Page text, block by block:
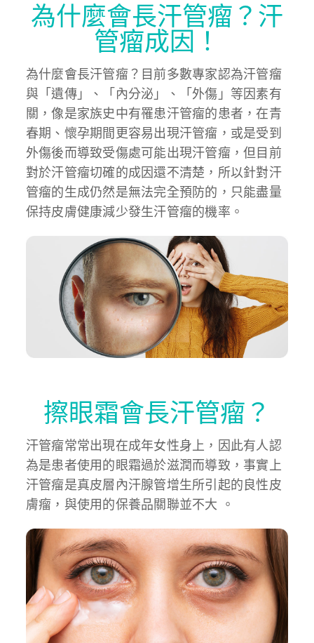
為什麼會長汗管瘤？汗
管瘤成因！
為什麼會長汗管瘤？目前多數專家認為汗管瘤
與「遺傳」、「內分泌」、「外傷」等因素有
關，像是家族史中有罹患汗管瘤的患者，在青
春期、懷孕期間更容易出現汗管瘤，或是受到
外傷後而導致受傷處可能出現汗管瘤，但目前
對於汗管瘤切確的成因還不清楚，所以針對汗
管瘤的生成仍然是無法完全預防的，只能盡量
保持皮膚健康減少發生汗管瘤的機率。
擦眼霜會長汗管瘤？
汗管瘤常常出現在成年女性身上，因此有人認
為是患者使用的眼霜過於滋潤而導致，事實上
汗管瘤是真皮層內汗腺管增生所引起的良性皮
膚瘤，與使用的保養品關聯並不大 。